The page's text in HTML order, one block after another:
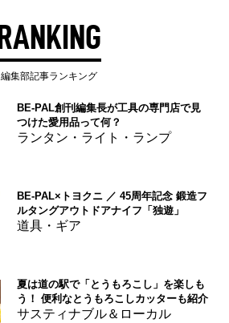
RANKING
編集部記事ランキング
BE-PAL創刊編集長が工具の専門店で見
つけた愛用品って何？
ランタン・ライト・ランプ
BE-PAL×トヨクニ ／ 45周年記念 鍛造フ
ルタングアウトドアナイフ「独遊」
道具・ギア
夏は道の駅で「とうもろこし」を楽しも
う！ 便利なとうもろこしカッターも紹介
サスティナブル＆ローカル